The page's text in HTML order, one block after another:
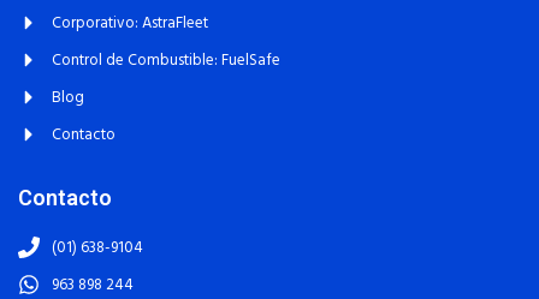
Corporativo: AstraFleet
Control de Combustible: FuelSafe
Blog
Contacto
Contacto
(01) 638-9104
963 898 244